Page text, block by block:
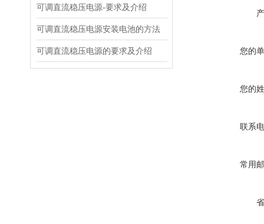
可调直流稳压电源-要求及介绍
可调直流稳压电源安装电池的方法
可调直流稳压电源的要求及介绍 您的
您的
联系
常用